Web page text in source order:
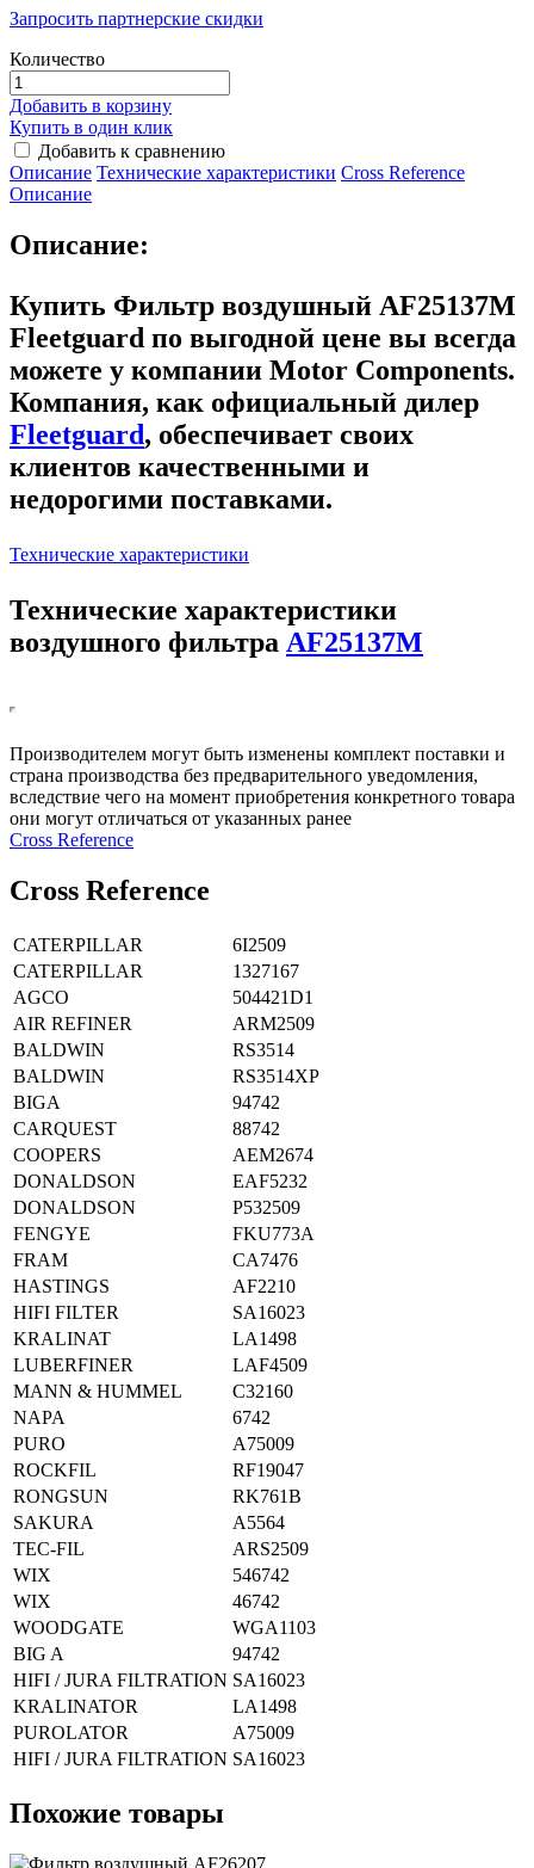
Запросить партнерские скидки
Количество
Добавить в корзину
Купить в один клик
Добавить к сравнению
Описание Технические характеристики Сross Reference
Описание
Описание:
Купить Фильтр воздушный AF25137M
Fleetguard по выгодной цене вы всегда
можете у компании Motor Components.
Компания, как официальный дилер
Fleetguard, обеспечивает своих
клиентов качественными и
недорогими поставками.
Технические характеристики
Технические характеристики
воздушного фильтра AF25137M
Производителем могут быть изменены комплект поставки и
страна производства без предварительного уведомления,
вследствие чего на момент приобретения конкретного товара
они могут отличаться от указанных ранее
Сross Reference
Сross Reference
CATERPILLAR
6I2509
CATERPILLAR
1327167
AGCO
504421D1
AIR REFINER
ARM2509
BALDWIN
RS3514
BALDWIN
RS3514XP
BIGA
94742
CARQUEST
88742
COOPERS
AEM2674
DONALDSON
EAF5232
DONALDSON
P532509
FENGYE
FKU773A
FRAM
CA7476
HASTINGS
AF2210
HIFI FILTER
SA16023
KRALINAT
LA1498
LUBERFINER
LAF4509
MANN & HUMMEL
C32160
NAPA
6742
PURO
A75009
ROCKFIL
RF19047
RONGSUN
RK761B
SAKURA
A5564
TEC-FIL
ARS2509
WIX
546742
WIX
46742
WOODGATE
WGA1103
BIG A
94742
HIFI / JURA FILTRATION SA16023
KRALINATOR
LA1498
PUROLATOR
A75009
HIFI / JURA FILTRATION SA16023
Похожие товары